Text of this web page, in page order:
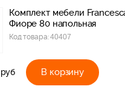
Комплект мебели
Фиоре 80 напольная
Код товара:40407
руб В корзину